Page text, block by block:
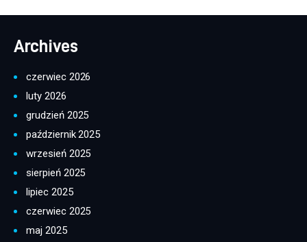
Archives
czerwiec 2026
luty 2026
grudzień 2025
październik 2025
wrzesień 2025
sierpień 2025
lipiec 2025
czerwiec 2025
maj 2025